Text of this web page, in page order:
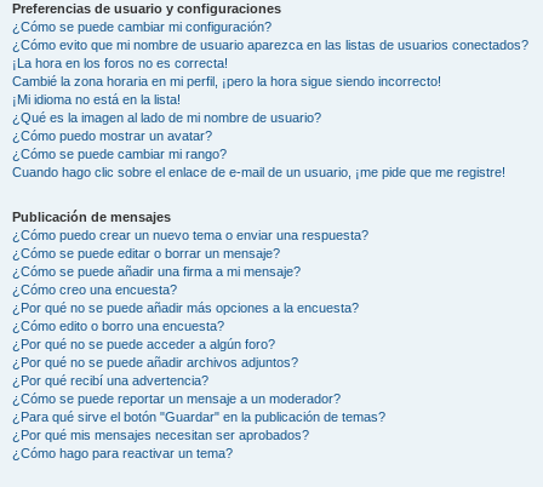
Preferencias de usuario y configuraciones
¿Cómo se puede cambiar mi configuración?
¿Cómo evito que mi nombre de usuario aparezca en las listas de usuarios conectados?
¡La hora en los foros no es correcta!
Cambié la zona horaria en mi perfil, ¡pero la hora sigue siendo incorrecto!
¡Mi idioma no está en la lista!
¿Qué es la imagen al lado de mi nombre de usuario?
¿Cómo puedo mostrar un avatar?
¿Cómo se puede cambiar mi rango?
Cuando hago clic sobre el enlace de e-mail de un usuario, ¡me pide que me registre!
Publicación de mensajes
¿Cómo puedo crear un nuevo tema o enviar una respuesta?
¿Cómo se puede editar o borrar un mensaje?
¿Cómo se puede añadir una firma a mi mensaje?
¿Cómo creo una encuesta?
¿Por qué no se puede añadir más opciones a la encuesta?
¿Cómo edito o borro una encuesta?
¿Por qué no se puede acceder a algún foro?
¿Por qué no se puede añadir archivos adjuntos?
¿Por qué recibí una advertencia?
¿Cómo se puede reportar un mensaje a un moderador?
¿Para qué sirve el botón "Guardar" en la publicación de temas?
¿Por qué mis mensajes necesitan ser aprobados?
¿Cómo hago para reactivar un tema?